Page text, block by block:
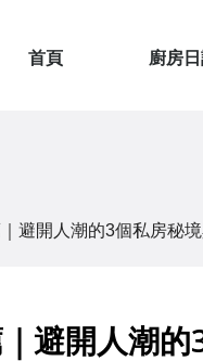
首頁 廚房
避開人潮的3個私房秘
避開人潮